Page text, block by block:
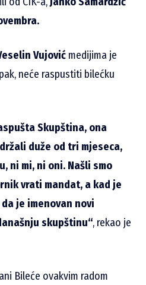
Vujović medijima je
neće raspustiti bilećku
Skupština, ona
duže od tri mjeseca,
ni mi, ni oni. Našli smo
vrati mandat, a kad je
je imenovan novi
skupštinu“, rekao je
Bileće ovakvim radom